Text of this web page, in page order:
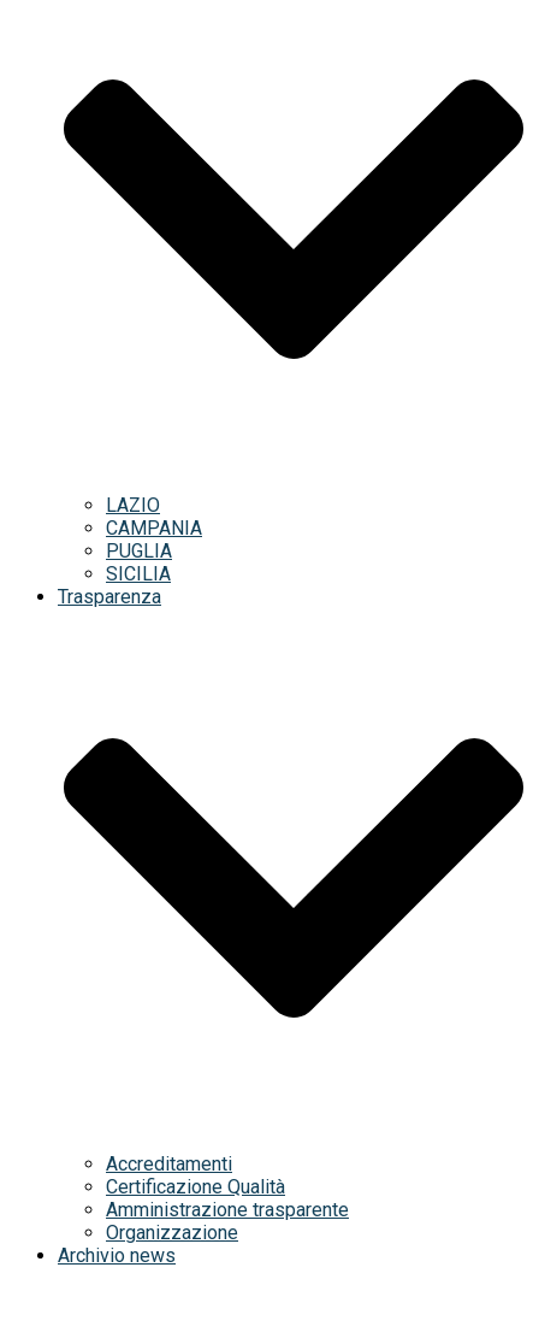
LAZIO
CAMPANIA
PUGLIA
SICILIA
Trasparenza
Accreditamenti
Certificazione Qualità
Amministrazione trasparente
Organizzazione
Archivio news